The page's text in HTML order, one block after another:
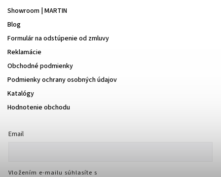
Showroom | MARTIN
Blog
Formulár na odstúpenie od zmluvy
Reklamácie
Obchodné podmienky
Podmienky ochrany osobných údajov
Katalógy
Hodnotenie obchodu
Email
Vložením e-mailu súhlasíte s